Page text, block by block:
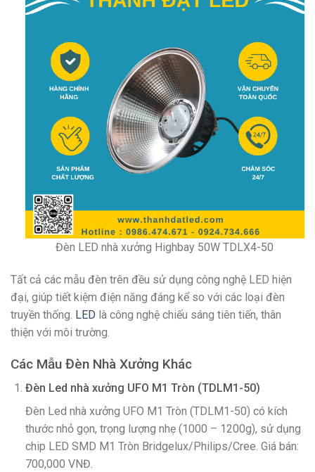
Đèn LED nhà xưởng Highbay 50W TDLX4-50
Tất cả các mẫu đèn trên đều sử dụng công nghệ LED hiện
đại, giúp tiết kiệm điện năng đáng kể so với các loại đèn
truyền thống. LED là công nghệ chiếu sáng tiên tiến, thân
thiện với môi trường.
Các Mẫu Đèn Nhà Xưởng Khác
Đèn Led nhà xưởng UFO M1 Tròn (TDLM1-50)
Đèn Led nhà xưởng UFO M1 Tròn (TDLM1-50) có kích
thước nhỏ gọn, trọng lượng nhẹ (1000 – 1200g), sử dụng
chip LED SMD M1 Tròn Bridgelux/Philips/Cree. Giá bán:
700,000 VNĐ.